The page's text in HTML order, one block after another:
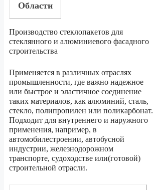
Области
Производство стеклопакетов для
стеклянного и алюминиевого фасадного
строительства
Применяется в различных отраслях
промышленности, где важно надежное
или быстрое и эластичное соединение
таких материалов, как алюминий, сталь,
стекло, полипропилен или поликарбонат.
Подходит для внутреннего и наружного
применения, например, в
автомобилестроении, автобусной
индустрии, железнодорожном
транспорте, судоходстве или(готовой)
строительной отрасли.